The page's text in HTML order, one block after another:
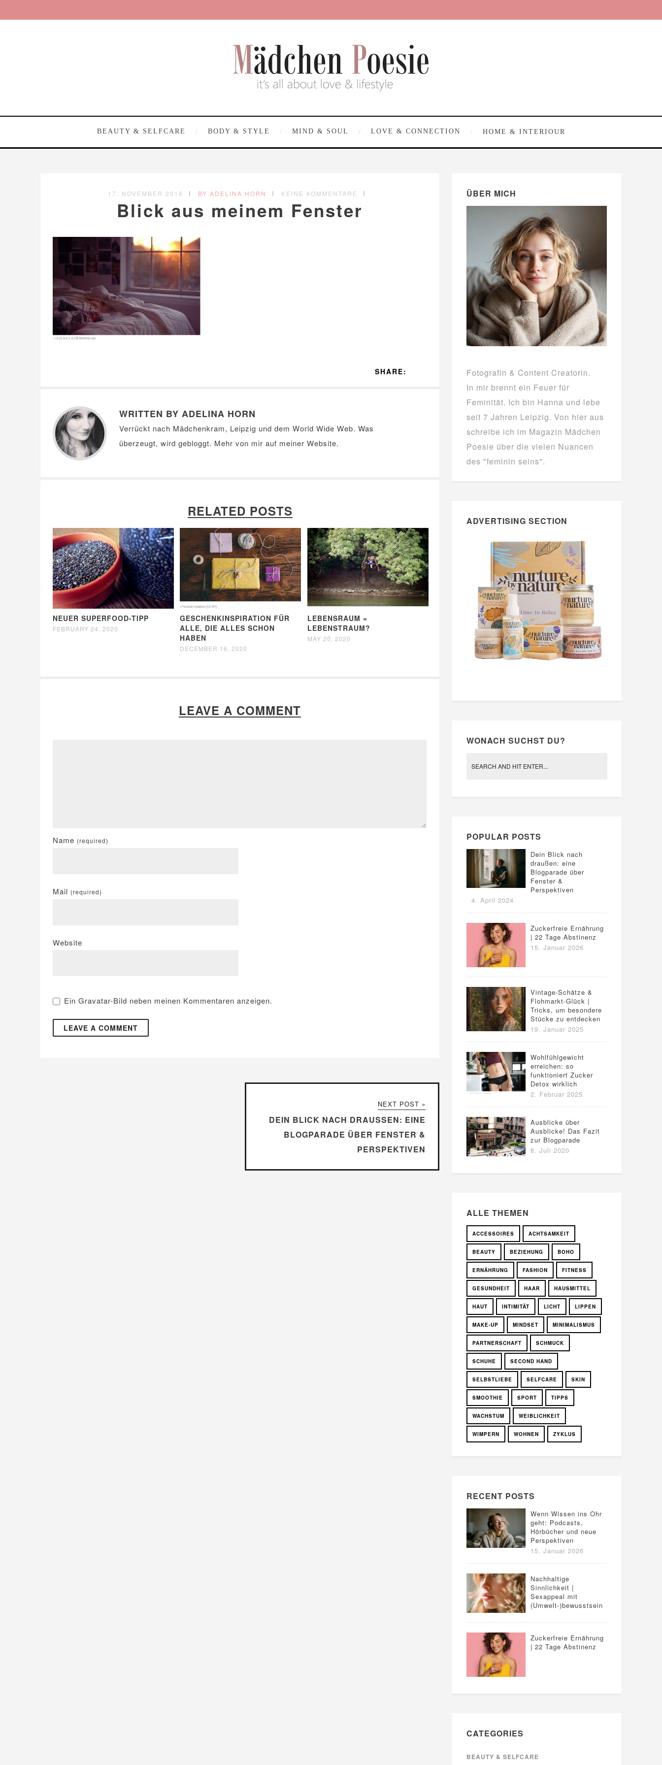
BEAUTY & SELFCARE BODY & STYLE MIND & SOUL LOVE & CONNECTION HOME & INTERIOUR
17. NOVEMBER 2016 BY ADELINA HORN KEINE KOMMENTARE
Blick aus meinem Fenster
SHARE:
WRITTEN BY ADELINA HORN
Verrückt nach Mädchenkram, Leipzig und dem World Wide Web. Was
überzeugt, wird gebloggt. Mehr von mir auf meiner Website.
RELATED POSTS
NEUER SUPERFOOD-TIPP
FEBRUARY 24, 2020
GESCHENKINSPIRATION FÜR
ALLE, DIE ALLES SCHON
HABEN
DECEMBER 16, 2020
LEBENSRAUM =
LEBENSTRAUM?
MAY 20, 2020
LEAVE A COMMENT
Name (required)
Mail (required)
Website
Ein Gravatar-Bild neben meinen Kommentaren anzeigen.
NEXT POST »
DEIN BLICK NACH DRAUSSEN: EINE B
LOGPARADE ÜBER FENSTER & P
ERSPEKTIVEN
ÜBER MICH
Fotografin & Content Creatorin.
In mir brennt ein Feuer für
Feminität. Ich bin Hanna und lebe
seit 7 Jahren Leipzig. Von hier aus
schreibe ich im Magazin Mädchen
Poesie über die vielen Nuancen
des "feminin seins".
ADVERTISING SECTION
WONACH SUCHST DU?
POPULAR POSTS
Dein Blick nach
draußen: eine
Blogparade über
Fenster &
Perspektiven
4. April 2024
Zuckerfreie Ernährung
| 22 Tage Abstinenz
15. Januar 2026
Vintage-Schätze &
Flohmarkt-Glück |
Tricks, um besondere
Stücke zu entdecken
19. Januar 2025
Wohlfühlgewicht
erreichen: so
funktioniert Zucker
Detox wirklich
2. Februar 2025
Ausblicke über
Ausblicke! Das Fazit
zur Blogparade
8. Juli 2020
ALLE THEMEN
ACCESSOIRES ACHTSAMKEIT
BEAUTY BEZIEHUNG BOHO
ERNÄHRUNG FASHION FITNESS
GESUNDHEIT HAAR HAUSMITTEL
HAUT INTIMITÄT LICHT LIPPEN
MAKE-UP MINDSET MINIMALISMUS
PARTNERSCHAFT SCHMUCK
SCHUHE SECOND HAND
SELBSTLIEBE SELFCARE SKIN
SMOOTHIE SPORT TIPPS
WACHSTUM WEIBLICHKEIT
WIMPERN WOHNEN ZYKLUS
RECENT POSTS
Wenn Wissen ins Ohr
geht: Podcasts,
Hörbücher und neue
Perspektiven
15. Januar 2026
Nachhaltige
Sinnlichkeit |
Sexappeal mit
(Umwelt-)bewusstsein
Zuckerfreie Ernährung
| 22 Tage Abstinenz
CATEGORIES
BEAUTY & SELFCARE